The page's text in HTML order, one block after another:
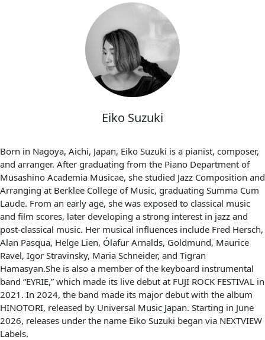
Eiko Suzuki
Born in Nagoya, Aichi, Japan, Eiko Suzuki is a pianist, composer,
and arranger. After graduating from the Piano Department of
Musashino Academia Musicae, she studied Jazz Composition and
Arranging at Berklee College of Music, graduating Summa Cum
Laude. From an early age, she was exposed to classical music
and film scores, later developing a strong interest in jazz and
post-classical music. Her musical influences include Fred Hersch,
Alan Pasqua, Helge Lien, Ólafur Arnalds, Goldmund, Maurice
Ravel, Igor Stravinsky, Maria Schneider, and Tigran
Hamasyan.She is also a member of the keyboard instrumental
band “EYRIE,” which made its live debut at FUJI ROCK FESTIVAL in
2021. In 2024, the band made its major debut with the album
HINOTORI, released by Universal Music Japan. Starting in June
2026, releases under the name Eiko Suzuki began via NEXTVIEW
Labels.